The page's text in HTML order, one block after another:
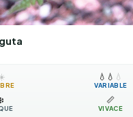
💧 💧 💧
VARIABLE
📏
VIVACE